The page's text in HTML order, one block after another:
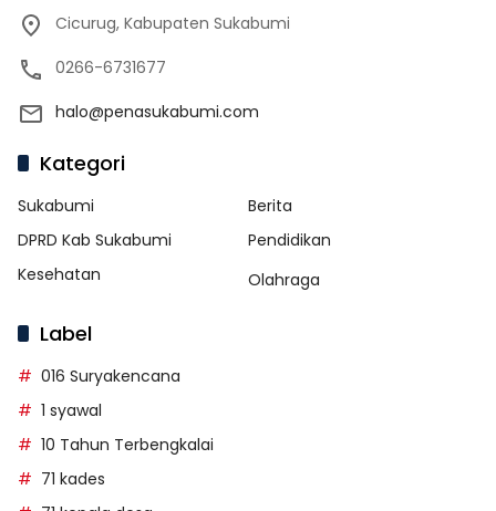
Cicurug, Kabupaten Sukabumi
0266-6731677
halo@penasukabumi.com
Kategori
Sukabumi
Berita
DPRD Kab Sukabumi
Pendidikan
Kesehatan
Olahraga
Label
016 Suryakencana
1 syawal
10 Tahun Terbengkalai
71 kades